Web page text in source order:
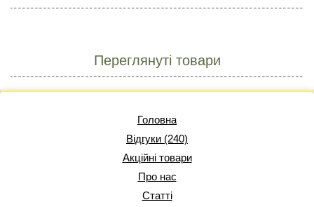
Переглянуті товари
Головна
Відгуки (240)
Акційні товари
Про нас
Статті